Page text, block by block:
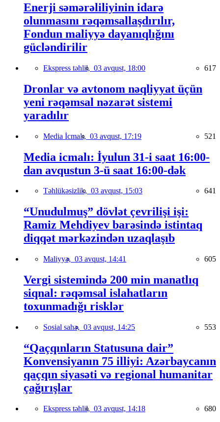
Enerji səmərəliliyinin idarə
olunmasını rəqəmsallaşdırılır,
Fondun maliyyə dayanıqlığını
gücləndirilir
Ekspress təhlil, 03 avqust, 18:00 617
Dronlar və avtonom nəqliyyat üçün
yeni rəqəmsal nəzarət sistemi
yaradılır
Media İcmalı, 03 avqust, 17:19 521
Media icmalı: İyulun 31-i saat 16:00-
dan avqustun 3-ü saat 16:00-dək
Təhlükəsizlik, 03 avqust, 15:03 641
“Unudulmuş” dövlət çevrilişi işi:
Ramiz Mehdiyev barəsində istintaq
diqqət mərkəzindən uzaqlaşıb
Maliyyə, 03 avqust, 14:41 605
Vergi sistemində 200 min manatlıq
siqnal: rəqəmsal islahatların
toxunmadığı risklər
Sosial sahə, 03 avqust, 14:25 553
“Qaçqınların Statusuna dair”
Konvensiyanın 75 illiyi: Azərbaycanın
qaçqın siyasəti və regional humanitar
çağırışlar
Ekspress təhlil, 03 avqust, 14:18 680